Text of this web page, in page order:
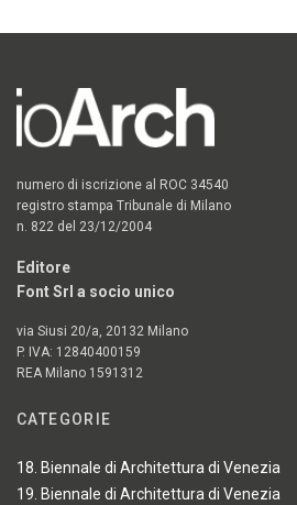
numero di iscrizione al ROC 34540
registro stampa Tribunale di Milano
n. 822 del 23/12/2004
Editore
Font Srl a socio unico
via Siusi 20/a, 20132 Milano
P. IVA: 12840400159
REA Milano 1591312
CATEGORIE
18. Biennale di Architettura di Venezia
19. Biennale di Architettura di Venezia